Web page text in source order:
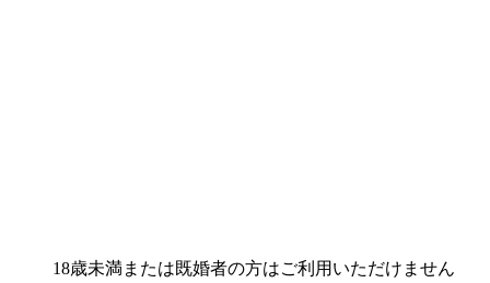
18歳未満または既婚者の方はご利用いただけません